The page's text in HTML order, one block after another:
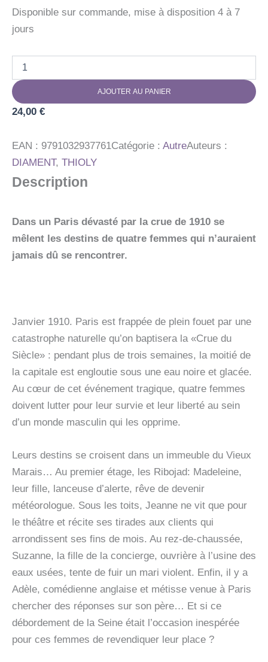
Disponible sur commande, mise à disposition 4 à 7
jours
LA
CRUE
AJOUTER AU PANIER
24,00 €
EAN : 9791032937761Catégorie : AutreAuteurs :
DIAMENT, THIOLY
Description
Dans un Paris dévasté par la crue de 1910 se
mêlent les destins de quatre femmes qui n’auraient
jamais dû se rencontrer.
Janvier 1910. Paris est frappée de plein fouet par une
catastrophe naturelle qu’on baptisera la «Crue du
Siècle» : pendant plus de trois semaines, la moitié de
la capitale est engloutie sous une eau noire et glacée.
Au cœur de cet événement tragique, quatre femmes
doivent lutter pour leur survie et leur liberté au sein
d’un monde masculin qui les opprime.
Leurs destins se croisent dans un immeuble du Vieux
Marais… Au premier étage, les Ribojad: Madeleine,
leur fille, lanceuse d’alerte, rêve de devenir
météorologue. Sous les toits, Jeanne ne vit que pour
le théâtre et récite ses tirades aux clients qui
arrondissent ses fins de mois. Au rez-de-chaussée,
Suzanne, la fille de la concierge, ouvrière à l’usine des
eaux usées, tente de fuir un mari violent. Enfin, il y a
Adèle, comédienne anglaise et métisse venue à Paris
chercher des réponses sur son père… Et si ce
débordement de la Seine était l’occasion inespérée
pour ces femmes de revendiquer leur place ?